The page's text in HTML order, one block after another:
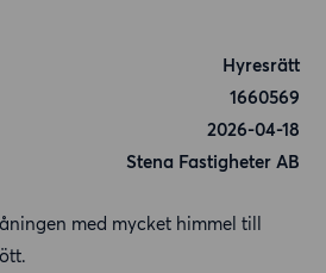
Hyresrätt
1660569
2026-04-18
Stena Fastigheter AB
med mycket himmel till